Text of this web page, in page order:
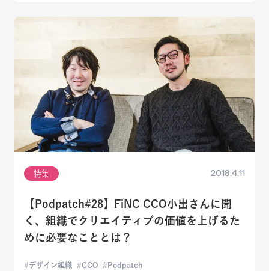
特集 2018.4.11
【Podpatch#28】FiNC CCO小出さんに聞
く、組織でクリエイティブの価値を上げるた
めに必要なこととは？
デザイン組織 CCO Podpatch